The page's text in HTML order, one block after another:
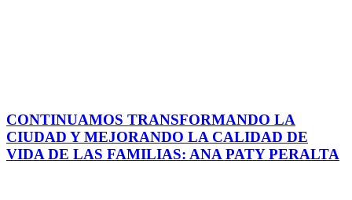
CONTINUAMOS TRANSFORMANDO LA
CIUDAD Y MEJORANDO LA CALIDAD DE
VIDA DE LAS FAMILIAS: ANA PATY PERALTA